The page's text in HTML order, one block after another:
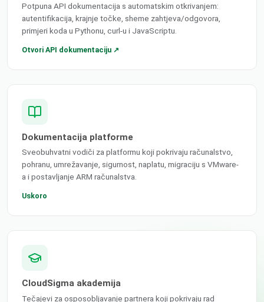
Potpuna API dokumentacija s automatskim otkrivanjem:
autentifikacija, krajnje točke, sheme zahtjeva/odgovora,
primjeri koda u Pythonu, curl-u i JavaScriptu.
Otvori API dokumentaciju ↗
Dokumentacija platforme
Sveobuhvatni vodiči za platformu koji pokrivaju računalstvo,
pohranu, umrežavanje, sigurnost, naplatu, migraciju s VMware-
a i postavljanje ARM računalstva.
Uskoro
CloudSigma akademija
Tečajevi za osposobljavanje partnera koji pokrivaju rad